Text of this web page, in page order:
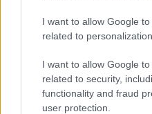
I want to allow Google
related to personalization.
I want to allow Google
related to security,
functionality and fraud
user protection.
Sajnos a gonosz
kidolgozottak: maga a
gonoszak és
szárnysegédje, Legato is